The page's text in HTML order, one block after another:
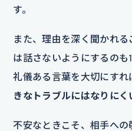
す。
また、理由を深く聞かれ
は話さないようにするのも
礼儀ある言葉を大切にすれ
きなトラブルにはなりにく
不安なときこそ、相手へ